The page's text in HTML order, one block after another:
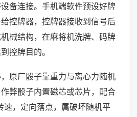
备连接。手机端软件预设好牌
控牌器，控牌器接收到信号后
械结构，在麻将机洗牌、码牌
控牌目的。
原厂骰子靠重力与离心力随机
弊骰子内置磁芯或芯片，配合
速，定向落点，属破坏随机平